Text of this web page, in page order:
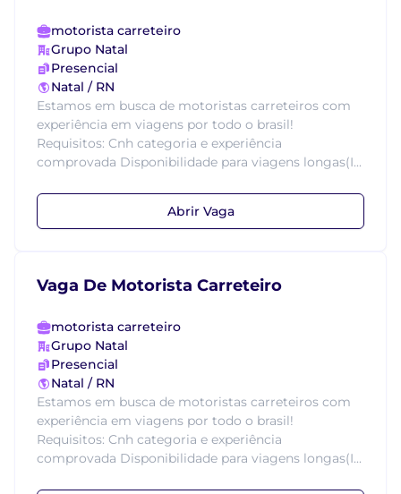
motorista carreteiro
Grupo Natal
Presencial
Natal / RN
Estamos em busca de motoristas carreteiros com
experiência em viagens por todo o brasil!
Requisitos: Cnh categoria e experiência
comprovada Disponibilidade para viagens longas(I...
Abrir Vaga
Vaga De Motorista Carreteiro
motorista carreteiro
Grupo Natal
Presencial
Natal / RN
Estamos em busca de motoristas carreteiros com
experiência em viagens por todo o brasil!
Requisitos: Cnh categoria e experiência
comprovada Disponibilidade para viagens longas(I...